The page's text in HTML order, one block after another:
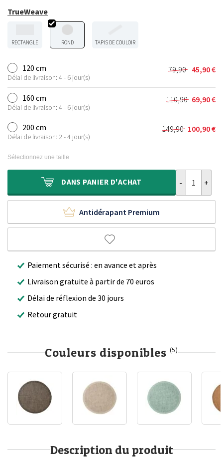
TrueWeave
RECTANGLE ROND TAPIS DE COULOIR
120 cm
Délai de livraison: 4 - 6 jour(s)
79,90
Le
prix
initial
était :
79,90 €.
45,90€
Le
prix
actuel
est :
45,90 €.
160 cm
Délai de livraison: 4 - 6 jour(s)
110,90
Le
prix
initial
était :
69,90€
Le
prix
actuel
est :
200 cm
Délai de livraison: 2 - 4 jour(s)
149,90
Le
149,90 €.
100,90€
Le
100,90 €.
Sélectionnez une taille
DANS PANIER D'ACHAT
Antidérapant Premium
Paiement sécurisé : en avance et après
Livraison gratuite à partir de 70 euros
Délai de réflexion de 30 jours
Retour gratuit
Couleurs disponibles (5)
Description du produit